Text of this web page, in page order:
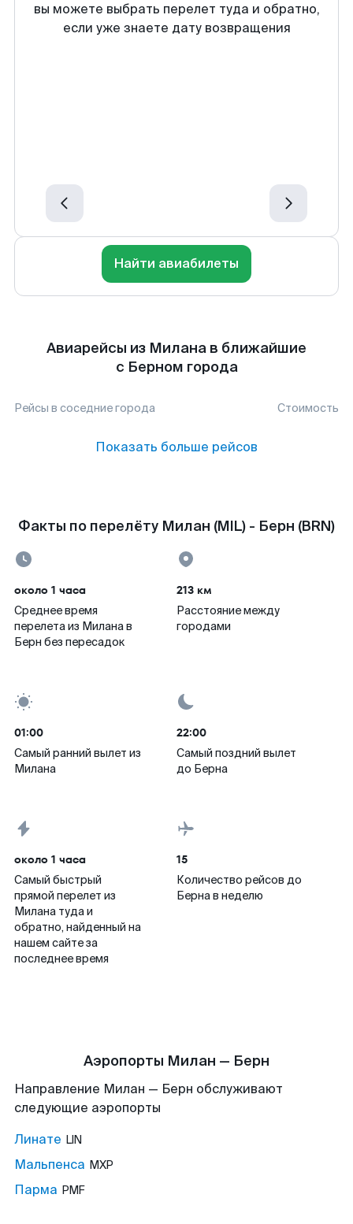
вы можете выбрать перелет туда и обратно,
если уже знаете дату возвращения
Найти авиабилеты
Авиарейсы из Милана в ближайшие
с Берном города
Рейсы в соседние города Стоимость
Показать больше рейсов
Факты по перелёту Милан (MIL) - Берн (BRN)
около 1 часа
Среднее время
перелета из Милана в
Берн без пересадок
213 км
Расстояние между
городами
01:00
Самый ранний вылет из
Милана
22:00
Самый поздний вылет
до Берна
около 1 часа
Самый быстрый
прямой перелет из
Милана туда и
обратно, найденный на
нашем сайте за
последнее время
15
Количество рейсов до
Берна в неделю
Аэропорты Милан — Берн
Направление Милан — Берн обслуживают
следующие аэропорты
Линате LIN
Мальпенса MXP
Парма PMF